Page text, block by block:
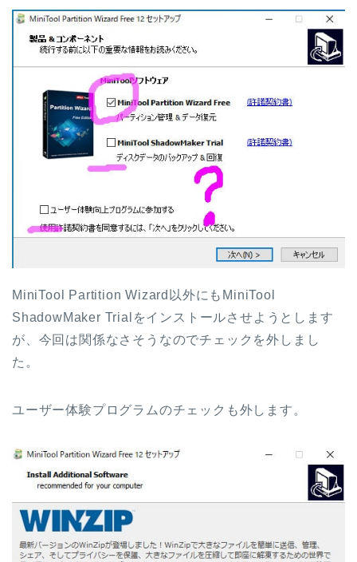
MiniTool Partition Wizard以外にもMiniTool
ShadowMaker Trialをインストールさせようとします
が、今回は関係なさそうなのでチェックを外しまし
た。
ユーザー体験プログラムのチェックも外します。